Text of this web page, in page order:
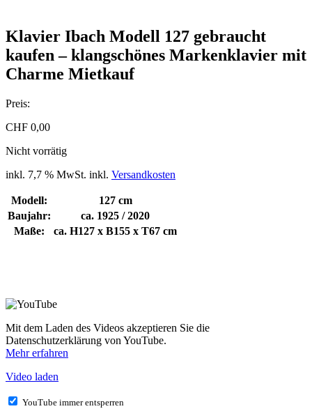
Klavier Ibach Modell 127 gebraucht
kaufen – klangschönes Markenklavier mit
Charme Mietkauf
Preis:
CHF 0,00
Nicht vorrätig
inkl. 7,7 % MwSt. inkl. Versandkosten
Modell:
127 cm
Baujahr:
ca. 1925 / 2020
Maße:
ca. H127 x B155 x T67 cm
Mit dem Laden des Videos akzeptieren Sie die
Datenschutzerklärung von YouTube.
Mehr erfahren
Video laden
YouTube immer entsperren